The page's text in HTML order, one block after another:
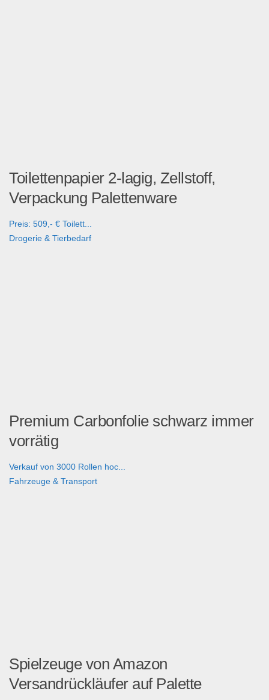
Toilettenpapier 2-lagig, Zellstoff,
Verpackung Palettenware
Preis: 509,- € Toilett...
Drogerie & Tierbedarf
Premium Carbonfolie schwarz immer
vorrätig
Verkauf von 3000 Rollen hoc...
Fahrzeuge & Transport
Spielzeuge von Amazon
Versandrückläufer auf Palette